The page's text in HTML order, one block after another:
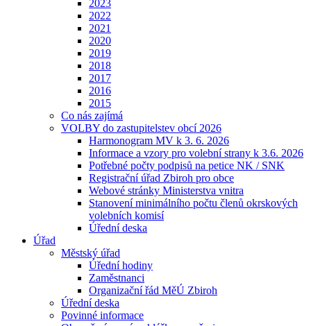
2023
2022
2021
2020
2019
2018
2017
2016
2015
Co nás zajímá
VOLBY do zastupitelstev obcí 2026
Harmonogram MV k 3. 6. 2026
Informace a vzory pro volební strany k 3.6. 2026
Potřebné počty podpisů na petice NK / SNK
Registrační úřad Zbiroh pro obce
Webové stránky Ministerstva vnitra
Stanovení minimálního počtu členů okrskových
volebních komisí
Úřední deska
Úřad
Městský úřad
Úřední hodiny
Zaměstnanci
Organizační řád MěÚ Zbiroh
Úřední deska
Povinné informace